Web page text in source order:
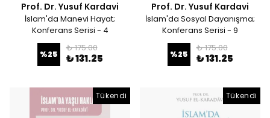
Prof. Dr. Yusuf Kardavi
İslam'da Manevi Hayat;
Konferans Serisi - 4
%25
₺ 175.00
₺ 131.25
Prof. Dr. Yusuf Kardavi
İslam'da Sosyal Dayanışma;
Konferans Serisi - 9
%25
₺ 175.00
₺ 131.25
Tükendi Tükendi